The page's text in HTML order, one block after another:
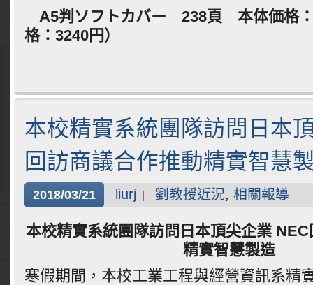
A5判ソフトカバー 238頁 本体価格
格： 3240円）
本校精實系統團隊訪問日本頂
回訪商議合作推動精實智慧
2018/03/21 liurj 劉教授近況, 相關報導
本校精實系統團隊訪問日本頂尖企業
精實智慧製造
寒假期間，本校工業工程與經營資訊系精